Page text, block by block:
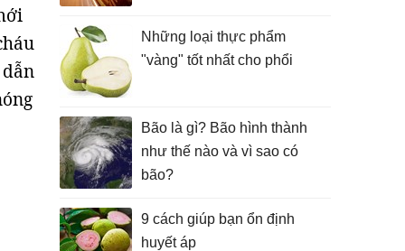
Những loại thực phẩm
"vàng" tốt nhất cho phổi
Bão là gì? Bão hình thành
như thế nào và vì sao có
bão?
9 cách giúp bạn ổn định
huyết áp